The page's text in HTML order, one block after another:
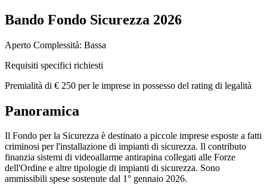
Bando Fondo Sicurezza 2026
Aperto Complessità: Bassa
Requisiti specifici richiesti
Premialità di € 250 per le imprese in possesso del rating di legalità
Panoramica
Il Fondo per la Sicurezza è destinato a piccole imprese esposte a fatti
criminosi per l'installazione di impianti di sicurezza. Il contributo
finanzia sistemi di videoallarme antirapina collegati alle Forze
dell'Ordine e altre tipologie di impianti di sicurezza. Sono
ammissibili spese sostenute dal 1° gennaio 2026.